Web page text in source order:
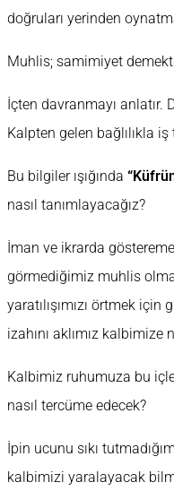
doğruları yerinden
Muhlis; samimiyet
İçten davranmayı anlatır.
Kalpten gelen bağlılıkla
Bu bilgiler ışığında
nasıl tanımlayacağız?
İman ve ikrarda
görmediğimiz muhlis olma
yaratılışımızı örtmek için
izahını aklımız kalbimize
Kalbimiz ruhumuza bu
nasıl tercüme edecek?
İpin ucunu sıkı
kalbimizi yaralayacak